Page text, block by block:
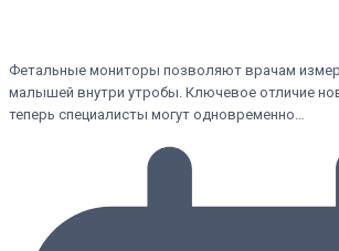
Фетальные мониторы позволяют врачам
малышей внутри утробы. Ключевое отличие
теперь специалисты могут одновременно…